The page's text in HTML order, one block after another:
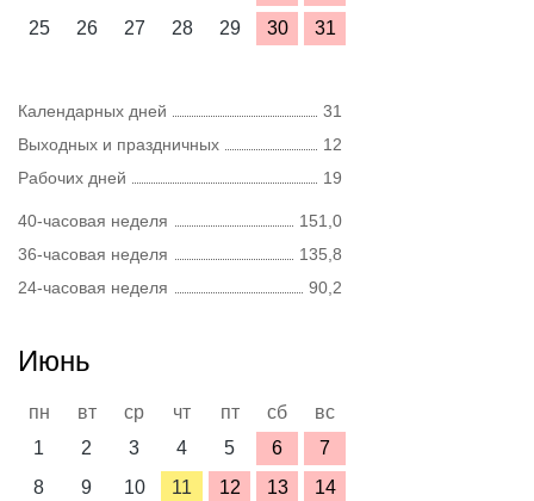
25
26 27 28 29 30 31
Календарных дней
31
Выходных и праздничных
12
Рабочих дней
19
40-часовая неделя
151,0
36-часовая неделя
135,8
24-часовая неделя
90,2
Июнь
пн вт ср чт пт сб
вс
1
2 3 4 5 6
7
8
9 10 11 12 13
14